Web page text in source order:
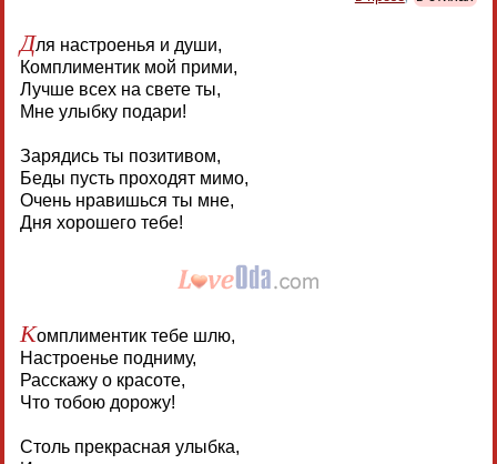
Для настроенья и души,
Комплиментик мой прими,
Лучше всех на свете ты,
Мне улыбку подари!
Зарядись ты позитивом,
Беды пусть проходят мимо,
Очень нравишься ты мне,
Дня хорошего тебе!
Комплиментик тебе шлю,
Настроенье подниму,
Расскажу о красоте,
Что тобою дорожу!
Столь прекрасная улыбка,